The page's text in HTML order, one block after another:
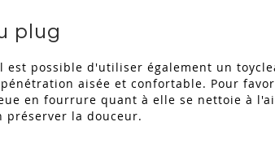
plug
est possible d'utiliser également un
aisée et confortable. Pour
en fourrure quant à elle se nettoie à
préserver la douceur.